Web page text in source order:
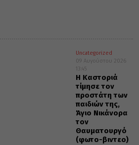
Uncategorized
09 Αυγούστου 2026
13:45
Η Καστοριά
τίμησε τον
προστάτη των
παιδιών της,
Άγιο Νικάνορα
τον
Θαυματουργό
(φωτο-βιντεο)